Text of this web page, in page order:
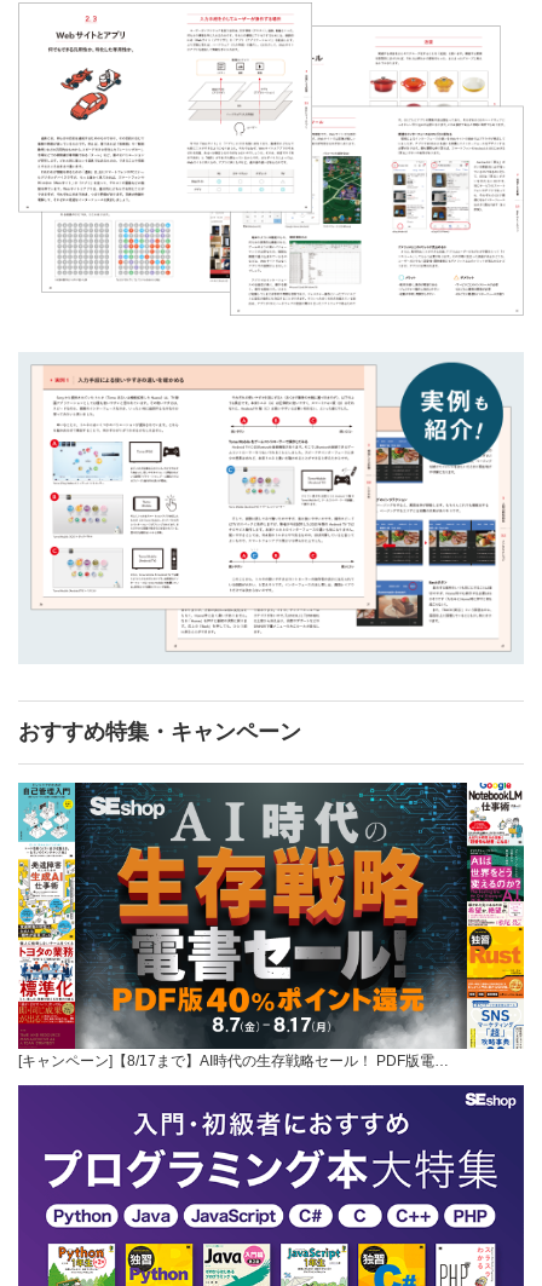
おすすめ特集・キャンペーン
[キャンペーン]【8/17まで】AI時代の生存戦略セール！ PDF版電…